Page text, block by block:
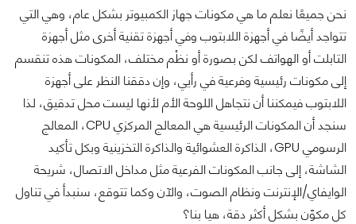
نحن جميعًا نعلم ما هي مكونات جهاز الكمبيوتر بشكل عام، وهي التي
تتواجد أيضًا في أجهزة اللابتوب وفي أجهزة تقنية أخرى مثل أجهزة
التابلت أو الهواتف لكن بصورة أو نظْم مختلف، المكونات هذه تنقسم
إلى مكونات رئيسية وفرعية في رأيي، وإن دققنا النظر على أجهزة
اللابتوب فيمكننا أن نتجاهل اللوحة الأم لأنها ليست محل تدقيق، لذا
سنجد أن المكونات الرئيسية هي المعالج المركزي CPU، المعالج
الرسومي GPU، الذاكرة العشوائية والذاكرة التخزينية وبكل تأكيد
الشاشة، إلى جانب المكونات الفرعية مثل مداخل الاتصال، شريحة
الوايفاي/الإنترنت ونظام الصوت، والآن وكما تتوقع، سنبدأ في تناول
كل مكوّن بشكل أكثر دقة، هيا بنا؟